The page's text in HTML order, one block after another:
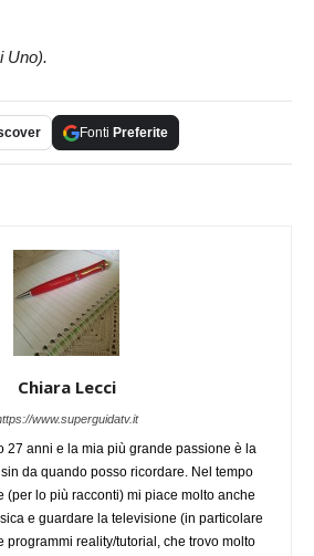
Uno).
Fonti Preferite
Chiara Lecci
www.superguidatv.it
27 anni e la mia più grande passione è la
da quando posso ricordare. Nel tempo
(per lo più racconti) mi piace molto anche
e guardare la televisione (in particolare
programmi reality/tutorial, che trovo molto